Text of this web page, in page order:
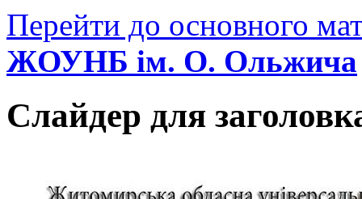
Перейти до основного
ЖОУНБ ім. О. Ольжича
Слайдер для